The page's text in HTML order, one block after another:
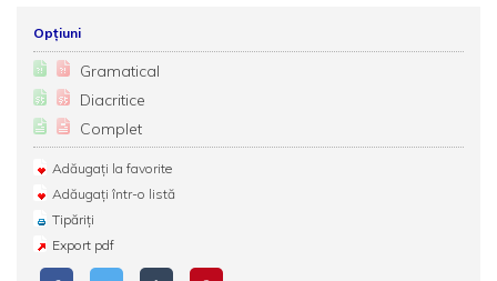
Opțiuni
Gramatical
Diacritice
Complet
Adăugați la favorite
Adăugați într-o listă
Tipăriți
Export pdf